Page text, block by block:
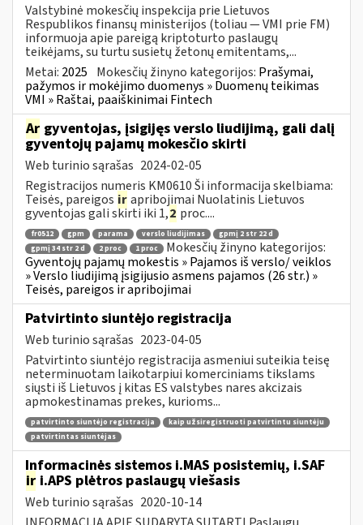
Valstybinė mokesčių inspekcija prie Lietuvos
Respublikos finansų ministerijos (toliau — VMI prie FM)
informuoja apie pareigą kriptoturto paslaugų
teikėjams, su turtu susietų žetonų emitentams,...
Metai: 2025 Mokesčių žinyno kategorijos: Prašymai,
pažymos ir mokėjimo duomenys » Duomenų teikimas
VMI » Raštai, paaiškinimai Fintech
Ar gyventojas, įsigijęs verslo liudijimą, gali dalį
gyventojų pajamų mokesčio skirti
Web turinio sąrašas 2024-02-05
Registracijos numeris KM0610 Ši informacija skelbiama:
Teisės, pareigos irapribojimai Nuolatinis Lietuvos
gyventojas gali skirti iki 1,2 proc....
fr0512 gpm parama verslo liudijimas
gpmį 2 str 22 d
gpmį 34 str 2 d
2 proc 1 proc
Mokesčių žinyno kategorijos:
Gyventojų pajamų mokestis » Pajamos iš verslo/ veiklos
» Verslo liudijimą įsigijusio asmens pajamos (26 str.) »
Teisės, pareigos ir apribojimai
Patvirtinto siuntėjo registracija
Web turinio sąrašas 2023-04-05
Patvirtinto siuntėjo registracija asmeniui suteikia teisę
neterminuotam laikotarpiui komerciniams tikslams
siųsti iš Lietuvos į kitas ES valstybes nares akcizais
apmokestinamas prekes, kurioms...
patvirtinto siuntėjo registracija
kaip užsiregistruoti patvirtintu siuntėju
patvirtintas siuntėjas
Informacinės sistemos i.MAS posistemių, i.SAF
ir i.APS plėtros paslaugų viešasis
Web turinio sąrašas 2020-10-14